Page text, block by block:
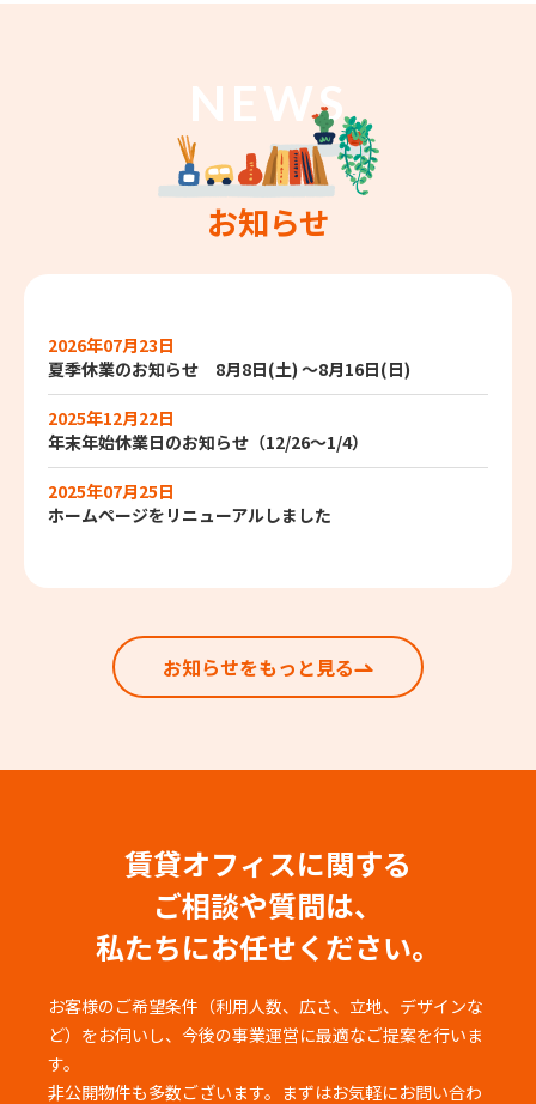
NEWS
お知らせ
2026年07月23日
夏季休業のお知らせ 8月8日(土) ～8月16日(日)
2025年12月22日
年末年始休業日のお知らせ（12/26～1/4）
2025年07月25日
ホームページをリニューアルしました
お知らせをもっと見る
賃貸オフィスに関する
ご相談や質問は、
私たちにお任せください。
お客様のご希望条件（利用人数、広さ、立地、デザインな
ど）をお伺いし、 今後の事業運営に最適なご提案を行いま
す。
非公開物件も多数ございます。まずはお気軽にお問い合わ